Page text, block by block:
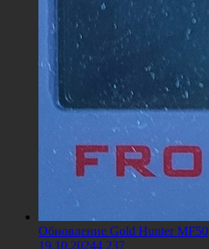
Обновление Gold Hunter MF50
19.10.20244 237